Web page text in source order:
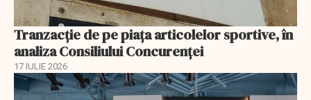
Tranzacție de pe piața articolelor sportive, în
analiza Consiliului Concurenţei
17 IULIE 2026